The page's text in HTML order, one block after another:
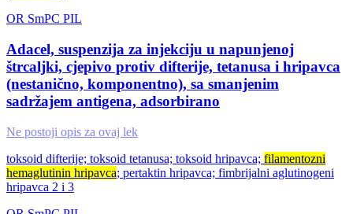
OR SmPC PIL
Adacel, suspenzija za injekciju u napunjenoj
štrcaljki, cjepivo protiv difterije, tetanusa i hripavca
(nestanično, komponentno), sa smanjenim
sadržajem antigena, adsorbirano
Ne postoji opis za ovaj lek
toksoid difterije; toksoid tetanusa; toksoid hripavca; filamentozni
hemaglutinin hripavca; pertaktin hripavca; fimbrijalni aglutinogeni
hripavca 2 i 3